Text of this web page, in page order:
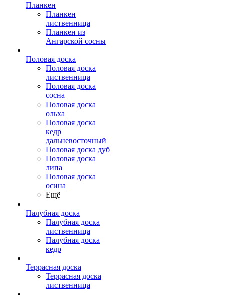
Планкен
Планкен
лиственница
Планкен из
Ангарской сосны
Половая доска
Половая доска
лиственница
Половая доска
сосна
Половая доска
ольха
Половая доска
кедр
дальневосточный
Половая доска дуб
Половая доска
липа
Половая доска
осина
Ещё
Палубная доска
Палубная доска
лиственница
Палубная доска
кедр
Террасная доска
Террасная доска
лиственница